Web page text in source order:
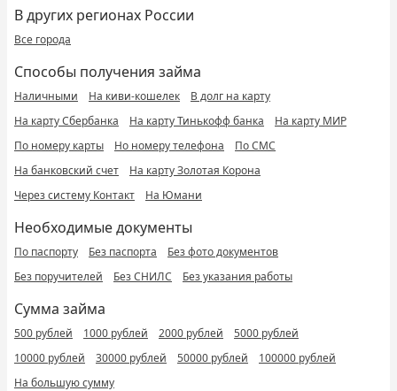
В других регионах России
Все города
Способы получения займа
Наличными На киви-кошелек
В долг на карту
На карту Сбербанка
На карту Тинькофф банка
На карту МИР
По номеру карты
Но номеру телефона
По СМС
На банковский счет
На карту Золотая Корона
Через систему Контакт
На Юмани
Необходимые документы
По паспорту Без паспорта
Без фото документов
Без поручителей
Без СНИЛС Без указания работы
Сумма займа
500 рублей 1000 рублей 2000 рублей
5000 рублей
10000 рублей
30000 рублей 50000 рублей
100000 рублей
На большую сумму